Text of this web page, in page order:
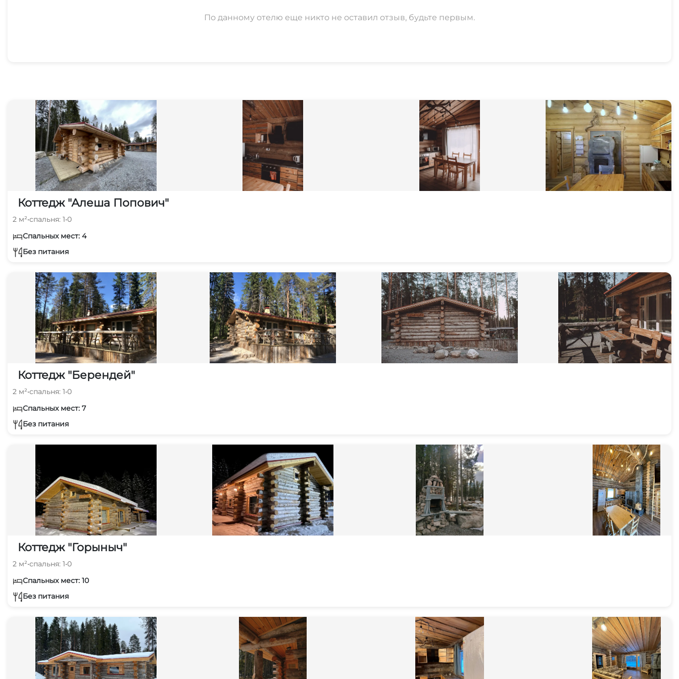
По данному отелю еще никто не оставил отзыв, будьте первым.
Коттедж "Алеша Попович"
2 м²•спальня: 1•0
Спальных мест: 4
Без питания
Коттедж "Берендей"
2 м²•спальня: 1•0
Спальных мест: 7
Без питания
Коттедж "Горыныч"
2 м²•спальня: 1•0
Спальных мест: 10
Без питания